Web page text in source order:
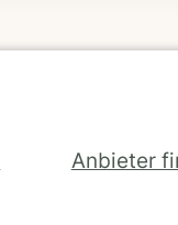
Anbieter